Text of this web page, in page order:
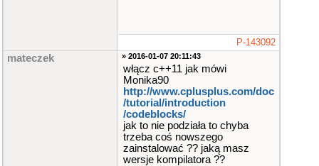
P-143092
mateczek » 2016-01-07 20:11:43
włącz c++11 jak mówi
Monika90
http://www.cplusplus.com/doc​
/tutorial/introduction​
/codeblocks/
jak to nie podziała to chyba
trzeba coś nowszego
zainstalować ?? jaką masz
wersje kompilatora ??